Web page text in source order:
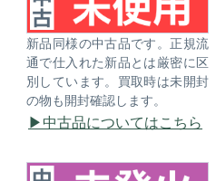
新品同様の中古品です。正規流
通で仕入れた新品とは厳密に区
別しています。買取時は未開封
の物も開封確認します。
中古品についてはこちら